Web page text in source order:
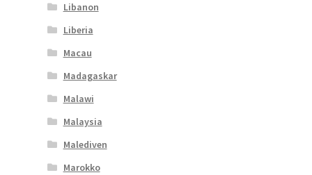
Libanon
Liberia
Macau
Madagaskar
Malawi
Malaysia
Malediven
Marokko